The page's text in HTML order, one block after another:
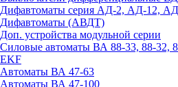
Дифавтоматы серия АД-2, АД-12,
Дифавтоматы (АВДТ)
Доп. устройства модульной серии
Силовые автоматы ВА 88-33, 88-32,
EKF
Автоматы ВА 47-63
Автоматы ВА 47-100